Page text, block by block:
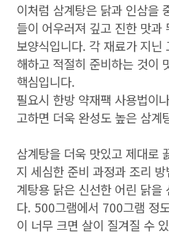
이처럼 삼계탕은 닭과 인삼을
들이 어우러져 깊고 진한 맛과
보양식입니다. 각 재료가 지닌
해하고 적절히 준비하는 것이
핵심입니다.
필요시 한방 약재팩 사용법이
고하면 더욱 완성도 높은 삼계
삼계탕을 더욱 맛있고 제대로
지 세심한 준비 과정과 조리
계탕용 닭은 신선한 어린 닭을
다. 500그램에서 700그램 정
이 너무 크면 살이 질겨질 수